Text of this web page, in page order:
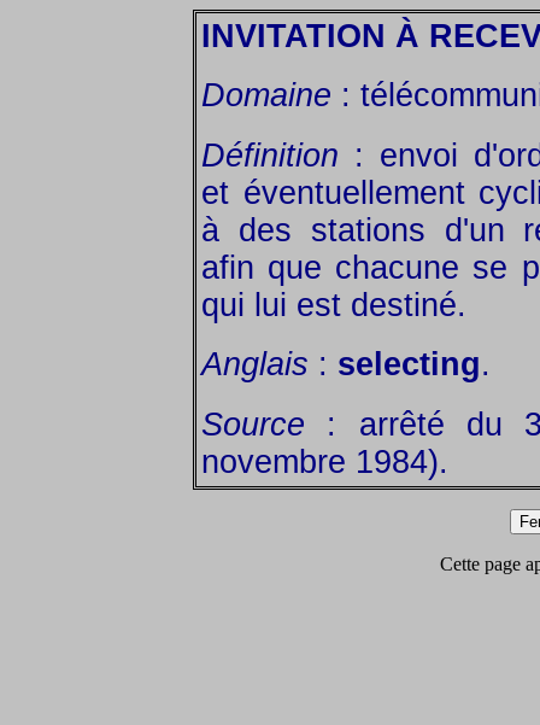
INVITATION À
Domaine :
Définition : envoi
et éventuellement
à des stations d'un
afin que chacune se
qui lui est destiné.
Anglais : selecting.
Source : arrêté du
novembre 1984).
Cette page